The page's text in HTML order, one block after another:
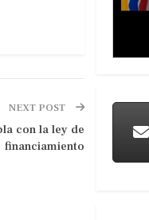
NEXT POST
con la ley de
financiamiento